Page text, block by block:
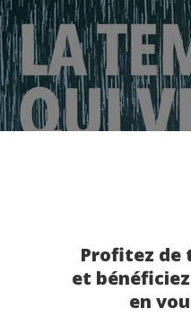
Profitez de
et
en